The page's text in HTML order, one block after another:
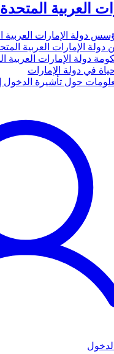
العربية المتحدة
دولة الإمارات العربية
دولة الإمارات العربية
دولة الإمارات العربية
في دولة الإمارات
حول تأشيرة الدخول